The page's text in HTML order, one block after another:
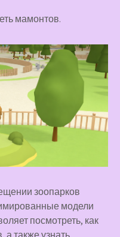
мамонтов.
зоопарков
модели
посмотреть, как